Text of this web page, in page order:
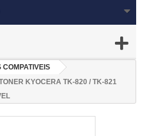
COMPATIVEIS
KYOCERA TK-820 / TK-821